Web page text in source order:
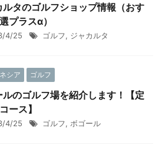
ルタのゴルフショップ情報（おす
プラスα）
4/25 ゴルフ, ジャカルタ
シア ゴルフ
ルのゴルフ場を紹介します！【定
ース】
4/25 ゴルフ, ボゴール